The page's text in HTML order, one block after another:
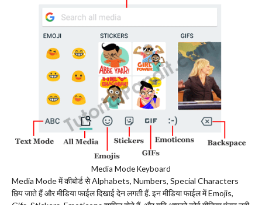
Media Mode Keyboard
Media Mode में कीबोर्ड से Alphabets, Numbers, Special Characters
छिप जाते हैं और मीडिया फाईल दिखाई देन लगती हैं. इन मीडिया फाईल में Emojis,